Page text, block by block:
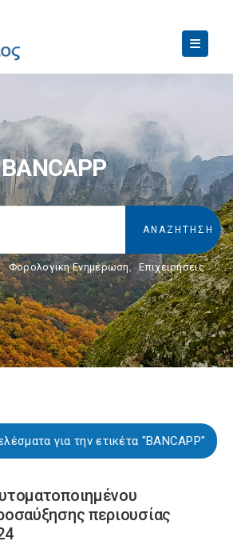
BANCAPP
Φορολογικη Ενημέρωση, Επιχειρήσεις
για την ετικέτα "BANCAPP"
περιουσίας